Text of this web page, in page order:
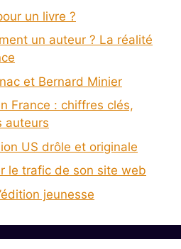
un livre ?
un auteur ? La réalité
et Bernard Minier
France : chiffres clés,
auteurs
US drôle et originale
le trafic de son site web
jeunesse